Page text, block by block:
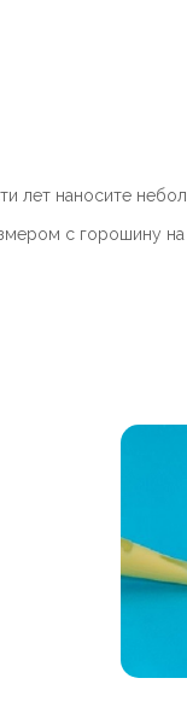
лет наносите
с горошину